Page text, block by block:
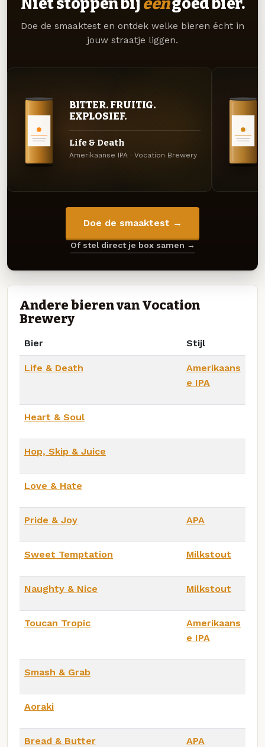
Doe de smaaktest en ontdek welke bieren écht in
jouw straatje liggen.
BITTER. FRUITIG.
EXPLOSIEF.
Life & Death
Amerikaanse IPA · Vocation Brewery
Doe de smaaktest →
Of stel direct je box samen →
Andere bieren van Vocation
Brewery
Bier Stijl
Life & Death
Amerikaans
e IPA
Heart & Soul
Hop, Skip & Juice
Love & Hate
Pride & Joy APA
Sweet Temptation Milkstout
Naughty & Nice Milkstout
Toucan Tropic
Amerikaans
e IPA
Smash & Grab
Aoraki
Bread & Butter APA